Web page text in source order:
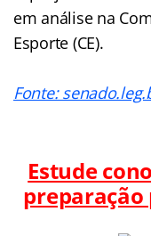
em análise na
Esporte (CE).
Fonte:
Estude
preparação